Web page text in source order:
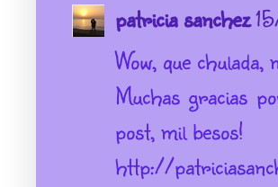
patricia sanchez
Wow, que chulada,
Muchas gracias
post, mil besos!
http://